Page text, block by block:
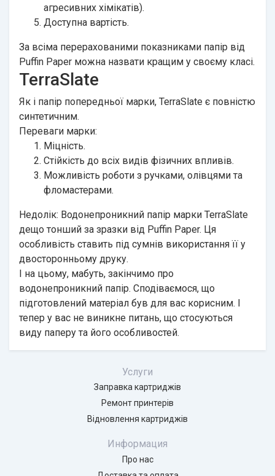
агресивних хімікатів).
Доступна вартість.
За всіма перерахованими показниками папір від
Puffin Paper можна назвати кращим у своєму класі.
TerraSlate
Як і папір попередньої марки, TerraSlate є повністю
синтетичним.
Переваги марки:
Міцність.
Стійкість до всіх видів фізичних впливів.
Можливість роботи з ручками, олівцями та
фломастерами.
Недолік: Водонепроникний папір марки TerraSlate
дещо тонший за зразки від Puffin Paper. Ця
особливість ставить під сумнів використання її у
двосторонньому друку.
І на цьому, мабуть, закінчимо про
водонепроникний папір. Сподіваємося, що
підготовлений матеріал був для вас корисним. І
тепер у вас не виникне питань, що стосуються
виду паперу та його особливостей.
Услуги
Заправка картриджів
Ремонт принтерів
Відновлення картриджів
Информация
Про нас